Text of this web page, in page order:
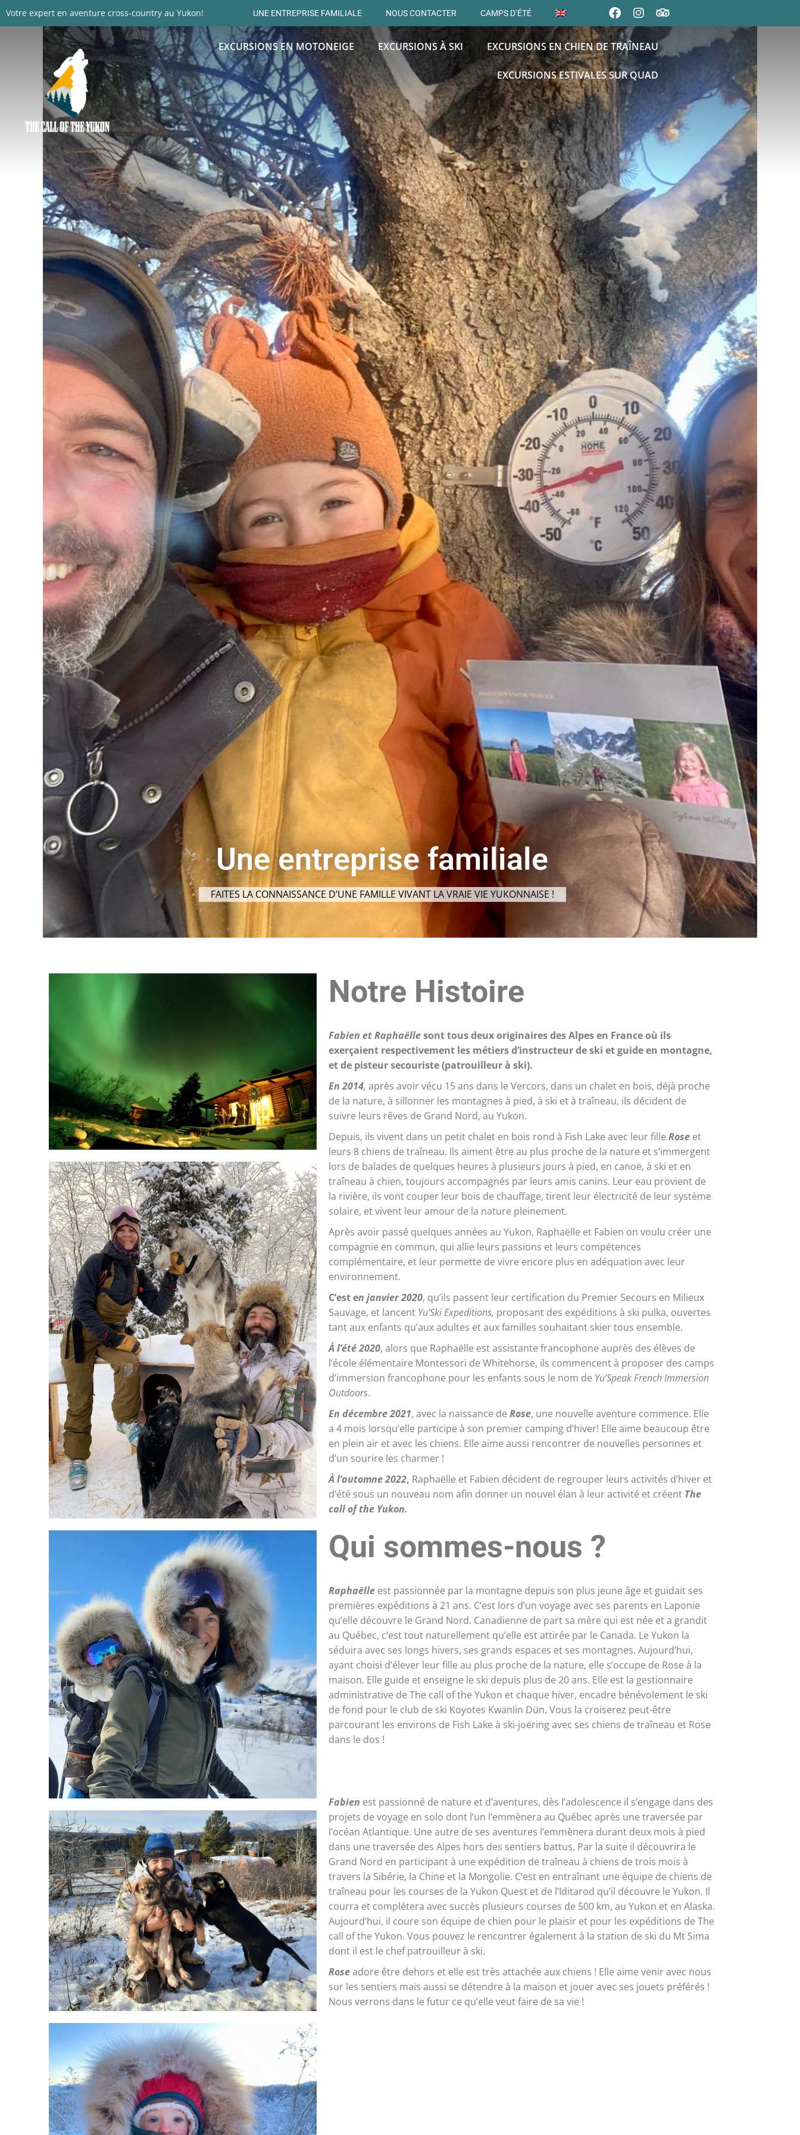
Votre expert en aventure cross-country au Yukon! UNE ENTREPRISE FAMILIALE NOUS CONTACTER CAMPS D’ÉTÉ
EXCURSIONS EN MOTONEIGE EXCURSIONS À SKI EXCURSIONS EN CHIEN DE TRAÎNEAU
EXCURSIONS ESTIVALES SUR QUAD
Une entreprise familiale
FAITES LA CONNAISSANCE D’UNE FAMILLE VIVANT LA VRAIE VIE YUKONNAISE !
Notre Histoire
Fabien et Raphaëllesont tous deux originaires des Alpes en France où ils
exerçaient respectivement les métiers d’instructeur de ski et guide en montagne,
et de pisteur secouriste (patrouilleur à ski).
En 2014, après avoir vécu 15 ans dans le Vercors, dans un chalet en bois, déjà proche
de la nature, à sillonner les montagnes à pied, à ski et à traîneau, ils décident de
suivre leurs rêves de Grand Nord, au Yukon.
Depuis, ils vivent dans un petit chalet en bois rond à Fish Lake avec leur fille Roseet
leurs 8 chiens de traîneau. Ils aiment être au plus proche de la nature et s’immergent
lors de balades de quelques heures à plusieurs jours à pied, en canoë, à ski et en
traîneau à chien, toujours accompagnés par leurs amis canins. Leur eau provient de
la rivière, ils vont couper leur bois de chauffage, tirent leur électricité de leur système
solaire, et vivent leur amour de la nature pleinement.
Après avoir passé quelques années au Yukon, Raphaëlle et Fabien on voulu créer une
compagnie en commun, qui allie leurs passions et leurs compétences
complémentaire, et leur permette de vivre encore plus en adéquation avec leur
environnement.
C’est en janvier 2020, qu’ils passent leur certification du Premier Secours en Milieux
Sauvage, et lancent Yu’Ski Expeditions, proposant des expéditions à ski pulka, ouvertes
tant aux enfants qu’aux adultes et aux familles souhaitant skier tous ensemble.
À l’été 2020, alors que Raphaëlle est assistante francophone auprès des élèves de
l’école élémentaire Montessori de Whitehorse, ils commencent à proposer des camps
d’immersion francophone pour les enfants sous le nom de Yu’Speak French Immersion
Outdoors.
En décembre 2021, avec la naissance de Rose, une nouvelle aventure commence. Elle
a 4 mois lorsqu’elle participe à son premier camping d’hiver! Elle aime beaucoup être
en plein air et avec les chiens. Elle aime aussi rencontrer de nouvelles personnes et
d’un sourire les charmer !
À l’automne 2022, Raphaëlle et Fabien décident de regrouper leurs activités d’hiver et
d’été sous un nouveau nom afin donner un nouvel élan à leur activité et créent The
call of the Yukon.
Qui sommes-nous ?
Raphaëlleest passionnée par la montagne depuis son plus jeune âge et guidait ses
premières expéditions à 21 ans. C’est lors d’un voyage avec ses parents en Laponie
qu’elle découvre le Grand Nord. Canadienne de part sa mère qui est née et a grandit
au Québec, c’est tout naturellement qu’elle est attirée par le Canada. Le Yukon la
séduira avec ses longs hivers, ses grands espaces et ses montagnes. Aujourd’hui,
ayant choisi d’élever leur fille au plus proche de la nature, elle s’occupe de Rose à la
maison. Elle guide et enseigne le ski depuis plus de 20 ans. Elle est la gestionnaire
administrative de The call of the Yukon et chaque hiver, encadre bénévolement le ski
de fond pour le club de ski Koyotes Kwanlin Dün. Vous la croiserez peut-être
parcourant les environs de Fish Lake à ski-joëring avec ses chiens de traîneau et Rose
dans le dos !
Fabien est passionné de nature et d’aventures, dès l’adolescence il s’engage dans des
projets de voyage en solo dont l’un l’emmènera au Québec après une traversée par
l’océan Atlantique. Une autre de ses aventures l’emmènera durant deux mois à pied
dans une traversée des Alpes hors des sentiers battus. Par la suite il découvrira le
Grand Nord en participant à une expédition de traîneau à chiens de trois mois à
travers la Sibérie, la Chine et la Mongolie. C’est en entraînant une équipe de chiens de
traîneau pour les courses de la Yukon Quest et de l’Iditarod qu’il découvre le Yukon. Il
courra et complétera avec succès plusieurs courses de 500 km, au Yukon et en Alaska.
Aujourd’hui, il coure son équipe de chien pour le plaisir et pour les expéditions de The
call of the Yukon. Vous pouvez le rencontrer également à la station de ski du Mt Sima
dont il est le chef patrouilleur à ski.
Roseadore être dehors et elle est très attachée aux chiens ! Elle aime venir avec nous
sur les sentiers mais aussi se détendre à la maison et jouer avec ses jouets préférés !
Nous verrons dans le futur ce qu’elle veut faire de sa vie !